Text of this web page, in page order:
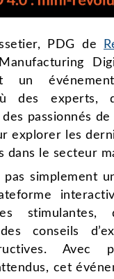
PDG de
un
des experts,
passionnés
explorer les
dans le secteur
pas simplement
stimulantes,
conseils
Avec
cet